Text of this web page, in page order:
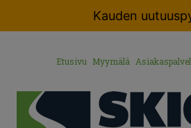
Kauden
Etusivu Myymälä